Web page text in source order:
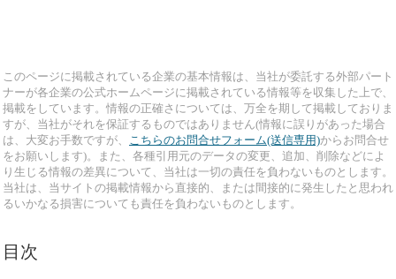
このページに掲載されている企業の基本情報は、当社が委託する外部パート
ナーが各企業の公式ホームページに掲載されている情報等を収集した上で、
掲載をしています。情報の正確さについては、万全を期して掲載しておりま
すが、当社がそれを保証するものではありません(情報に誤りがあった場合
は、大変お手数ですが、 こちらのお問合せフォーム(送信専用)からお問合せ
をお願いします)。また、各種引用元のデータの変更、追加、削除などによ
り生じる情報の差異について、当社は一切の責任を負わないものとします。
当社は、当サイトの掲載情報から直接的、または間接的に発生したと思われ
るいかなる損害についても責任を負わないものとします。
目次